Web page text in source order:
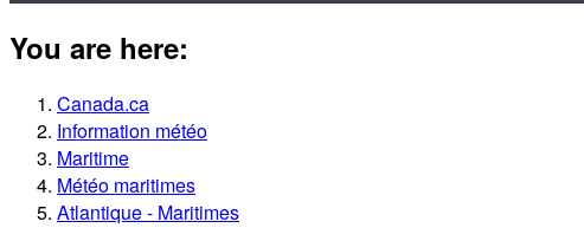
You are here:
Canada.ca
Information météo
Maritime
Météo maritimes
Atlantique - Maritimes